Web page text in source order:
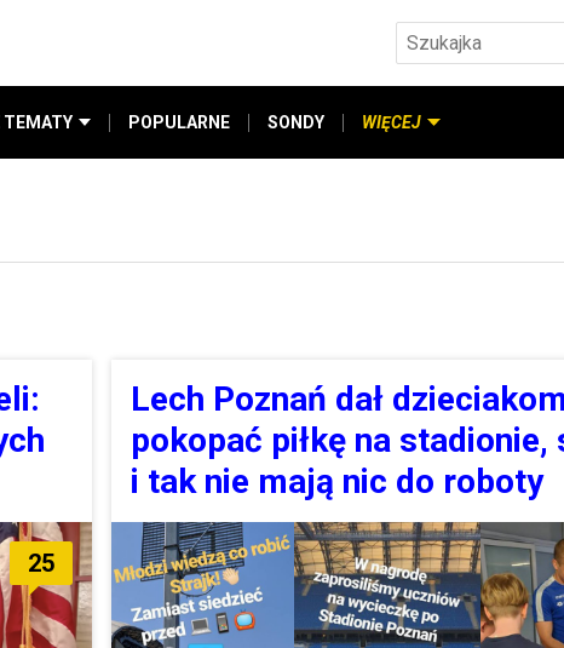
TEMATY POPULARNE SONDY WIĘCEJ
25
Lech Poznań dał
pokopać piłkę na stadionie,
i tak nie mają nic do roboty